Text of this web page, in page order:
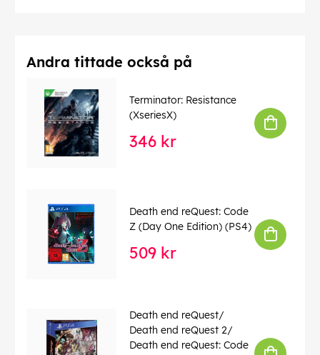
Andra tittade också på
Terminator: Resistance
(XseriesX)
346 kr
Death end reQuest: Code
Z (Day One Edition) (PS4)
509 kr
Death end reQuest/
Death end reQuest 2/
Death end reQuest: Code